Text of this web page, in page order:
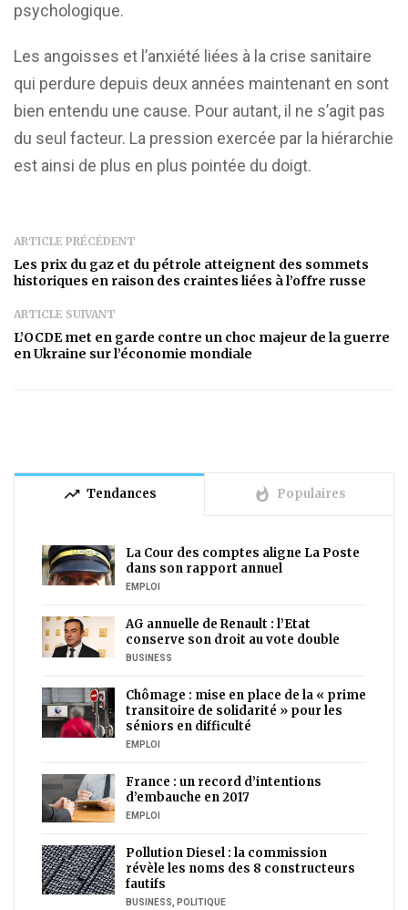
psychologique.
Les angoisses et l’anxiété liées à la crise sanitaire
qui perdure depuis deux années maintenant en sont
bien entendu une cause. Pour autant, il ne s’agit pas
du seul facteur. La pression exercée par la hiérarchie
est ainsi de plus en plus pointée du doigt.
ARTICLE PRÉCÉDENT
Les prix du gaz et du pétrole atteignent des sommets
historiques en raison des craintes liées à l’offre russe
ARTICLE SUIVANT
L’OCDE met en garde contre un choc majeur de la guerre
en Ukraine sur l’économie mondiale
trending_up Tendances whatshot Populaires
La Cour des comptes aligne La Poste
dans son rapport annuel
EMPLOI
AG annuelle de Renault : l’Etat
conserve son droit au vote double
BUSINESS
Chômage : mise en place de la « prime
transitoire de solidarité » pour les
séniors en difficulté
EMPLOI
France : un record d’intentions
d’embauche en 2017
EMPLOI
Pollution Diesel : la commission
révèle les noms des 8 constructeurs
fautifs
BUSINESS, POLITIQUE